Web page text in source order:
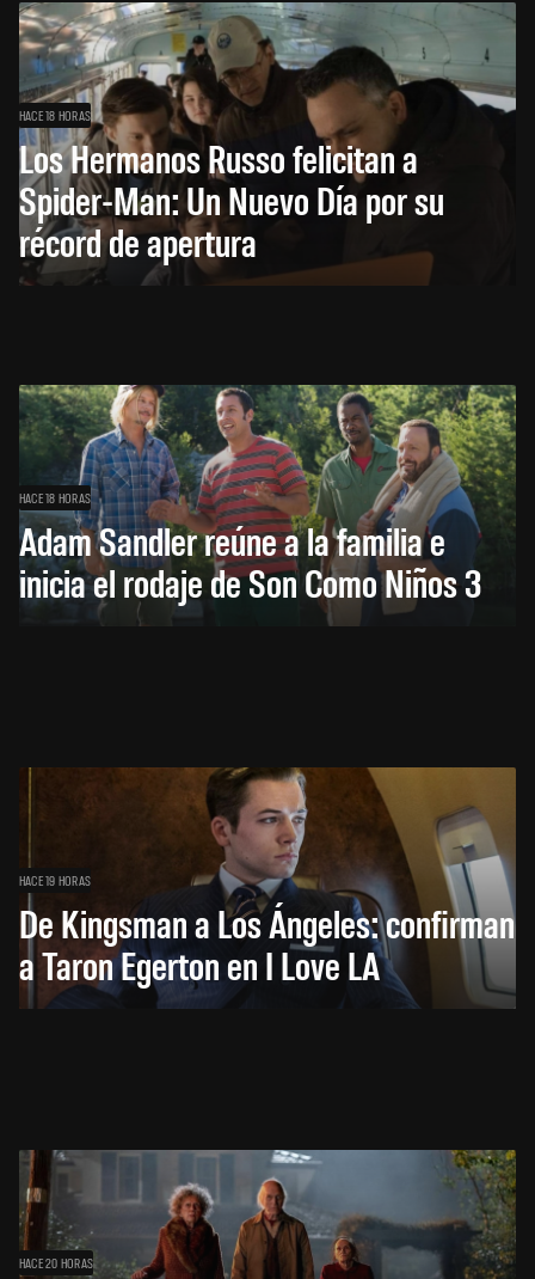
HACE 18 HORAS
Los Hermanos Russo felicitan a
Spider-Man: Un Nuevo Día por su
récord de apertura
HACE 18 HORAS
Adam Sandler reúne a la familia e
inicia el rodaje de Son Como Niños 3
HACE 19 HORAS
De Kingsman a Los Ángeles: confirman
a Taron Egerton en I Love LA
HACE 20 HORAS